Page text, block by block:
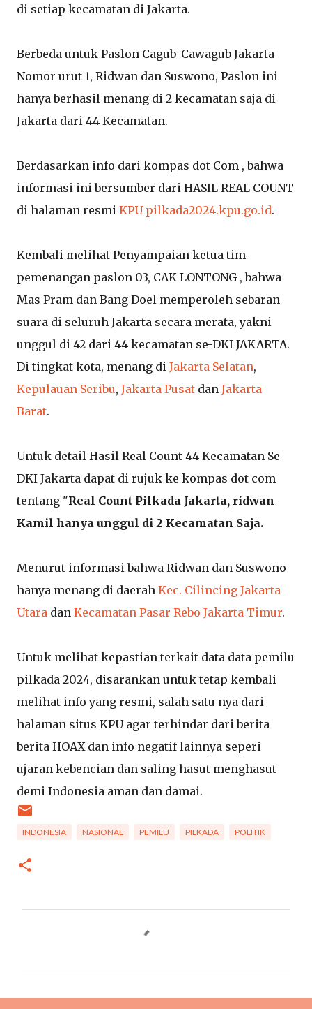
di setiap kecamatan di Jakarta.
Berbeda untuk Paslon Cagub-Cawagub Jakarta
Nomor urut 1, Ridwan dan Suswono, Paslon ini
hanya berhasil menang di 2 kecamatan saja di
Jakarta dari 44 Kecamatan.
Berdasarkan info dari kompas dot Com , bahwa
informasi ini bersumber dari HASIL REAL COUNT
di halaman resmi KPU pilkada2024.kpu.go.id.
Kembali melihat Penyampaian ketua tim
pemenangan paslon 03, CAK LONTONG , bahwa
Mas Pram dan Bang Doel memperoleh sebaran
suara di seluruh Jakarta secara merata, yakni
unggul di 42 dari 44 kecamatan se-DKI JAKARTA.
Di tingkat kota, menang di Jakarta Selatan,
Kepulauan Seribu, Jakarta Pusat dan Jakarta
Barat.
Untuk detail Hasil Real Count 44 Kecamatan Se
DKI Jakarta dapat di rujuk ke kompas dot com
tentang "Real Count Pilkada Jakarta, ridwan
Kamil hanya unggul di 2 Kecamatan Saja.
Menurut informasi bahwa Ridwan dan Suswono
hanya menang di daerah Kec. Cilincing Jakarta
Utara dan Kecamatan Pasar Rebo Jakarta Timur.
Untuk melihat kepastian terkait data data pemilu
pilkada 2024, disarankan untuk tetap kembali
melihat info yang resmi, salah satu nya dari
halaman situs KPU agar terhindar dari berita
berita HOAX dan info negatif lainnya seperi
ujaran kebencian dan saling hasut menghasut
demi Indonesia aman dan damai.
INDONESIA NASIONAL PEMILU PILKADA POLITIK